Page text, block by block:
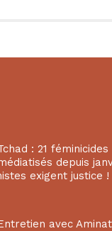
: 21 féminicides
depuis
exigent justice !
avec